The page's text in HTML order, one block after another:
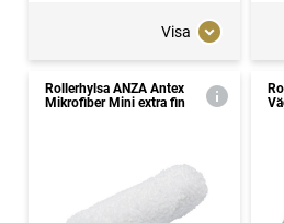
Visa
Rollerhylsa ANZA Antex
Mikrofiber Mini extra fin